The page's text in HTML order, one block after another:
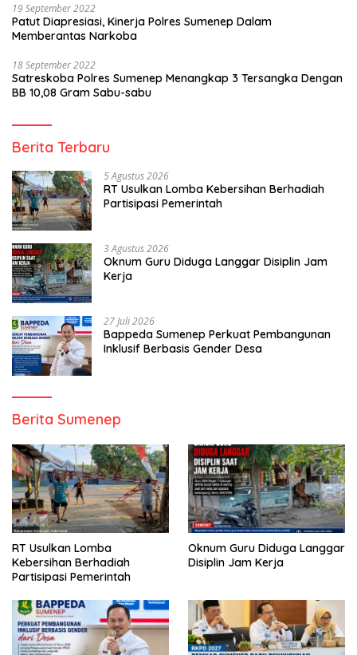
19 September 2022
Patut Diapresiasi, Kinerja Polres Sumenep Dalam
Memberantas Narkoba
18 September 2022
Satreskoba Polres Sumenep Menangkap 3 Tersangka Dengan
BB 10,08 Gram Sabu-sabu
Berita Terbaru
5 Agustus 2026
RT Usulkan Lomba Kebersihan Berhadiah
Partisipasi Pemerintah
3 Agustus 2026
Oknum Guru Diduga Langgar Disiplin Jam
Kerja
27 Juli 2026
Bappeda Sumenep Perkuat Pembangunan
Inklusif Berbasis Gender Desa
Berita Sumenep
RT Usulkan Lomba
Kebersihan Berhadiah
Partisipasi Pemerintah
Oknum Guru Diduga Langgar
Disiplin Jam Kerja